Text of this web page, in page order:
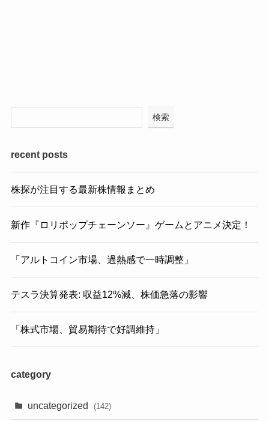
検索
recent posts
株探が注目する最新株情報まとめ
新作『ロリポップチェーンソー』ゲームとアニメ決定！
「アルトコイン市場、過熱感で一時調整」
テスラ決算発表: 収益12%減、株価急落の影響
「株式市場、貿易期待で好調維持」
category
uncategorized (142)